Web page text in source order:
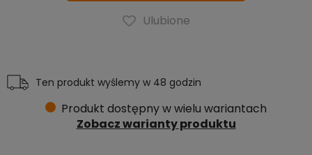
Ulubione
Ten produkt wyślemy w 48 godzin
Produkt dostępny w wielu wariantach
Zobacz warianty produktu